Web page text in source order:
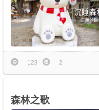
123 2
森林之歌